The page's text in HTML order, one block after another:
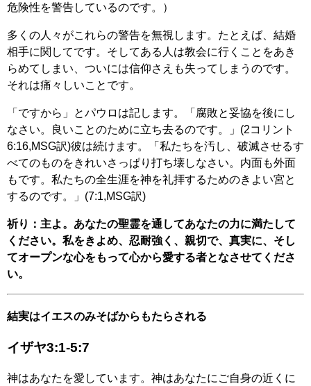
危険性を警告しているのです。）
多くの人々がこれらの警告を無視します。たとえば、結婚
相手に関してです。そしてある人は教会に行くことをあき
らめてしまい、ついには信仰さえも失ってしまうのです。
それは痛々しいことです。
「ですから」とパウロは記します。「腐敗と妥協を後にし
なさい。良いことのために立ち去るのです。」(2コリント
6:16,MSG訳)彼は続けます。「私たちを汚し、破滅させるす
べてのものをきれいさっぱり打ち壊しなさい。内面も外面
もです。私たちの全生涯を神を礼拝するためのきよい宮と
するのです。」(7:1,MSG訳)
祈り：主よ。あなたの聖霊を通してあなたの力に満たして
ください。私をきよめ、忍耐強く、親切で、真実に、そし
てオープンな心をもって心から愛する者となさせてくださ
い。
結実はイエスのみそばからもたらされる
イザヤ3:1-5:7
神はあなたを愛しています。神はあなたにご自身の近くに